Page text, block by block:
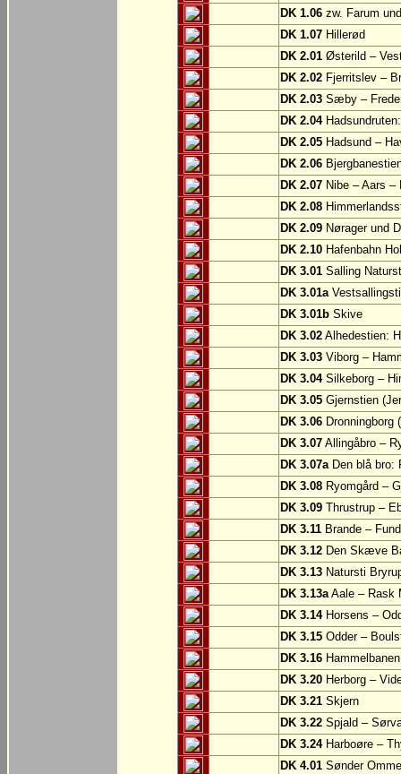
DK 1.06 zw. Farum
DK 1.07 Hillerød
DK 2.01 Østerild –
DK 2.02 Fjerritslev –
DK 2.03 Sæby –
DK 2.04
DK 2.05 Hadsund –
DK 2.06
DK 2.07 Nibe – Aars –
DK 2.08
DK 2.09 Nørager und
DK 2.10 Hafenbahn
DK 3.01 Salling
DK 3.01a
DK 3.01b Skive
DK 3.02 Alhedestien:
DK 3.03 Viborg –
DK 3.04Silkeborg –
DK 3.05 Gjernstien
DK 3.06 Dronningborg
DK 3.07 Allingåbro –
DK 3.07aDen blå bro:
DK 3.08 Ryomgård –
DK 3.09 Thrustrup –
DK 3.11 Brande –
DK 3.12 Den Skæve
DK 3.13 Natursti
DK 3.13aAale – Rask
DK 3.14Horsens –
DK 3.15 Odder –
DK 3.16
DK 3.20 Herborg –
DK 3.21 Skjern
DK 3.22 Spjald –
DK 3.24Harboøre –
DK 4.01 Sønder